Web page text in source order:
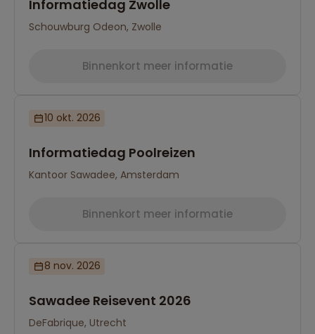
Informatiedag Zwolle
Schouwburg Odeon, Zwolle
Binnenkort meer informatie
10 okt. 2026
Informatiedag Poolreizen
Kantoor Sawadee, Amsterdam
Binnenkort meer informatie
8 nov. 2026
Sawadee Reisevent 2026
DeFabrique, Utrecht